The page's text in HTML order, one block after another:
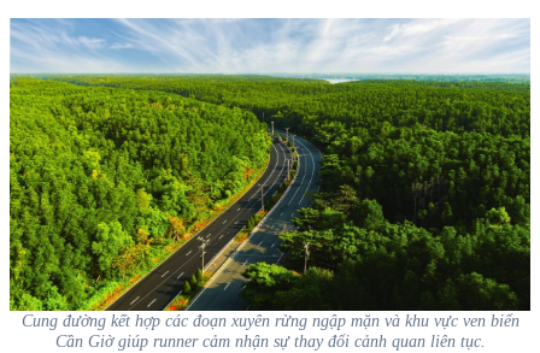
Cung đường kết hợp các đoạn xuyên rừng ngập mặn và khu vực ven biển
Cần Giờ giúp runner cảm nhận sự thay đổi cảnh quan liên tục.